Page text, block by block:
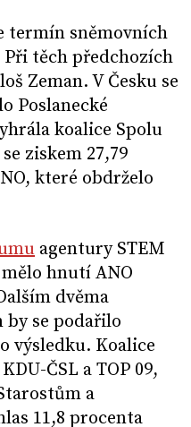
termín sněmovních
těch předchozích
Zeman. V Česku se
Poslanecké
koalice Spolu
ziskem 27,79
které obdrželo
agentury STEM
hnutí ANO
dvěma
se podařilo
výsledku. Koalice
ČSL a TOP 09,
a
11,8 procenta